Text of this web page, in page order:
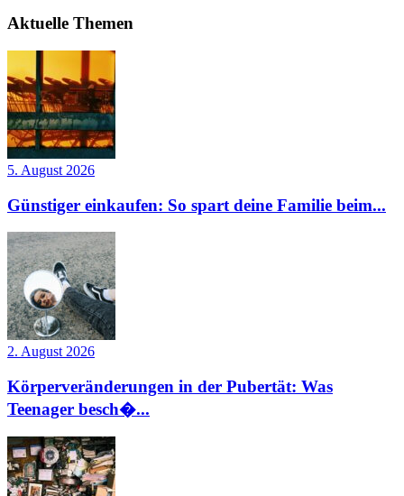
Aktuelle Themen
5. August 2026
Günstiger einkaufen: So spart deine Familie beim...
2. August 2026
Körperveränderungen in der Pubertät: Was
Teenager besch�...